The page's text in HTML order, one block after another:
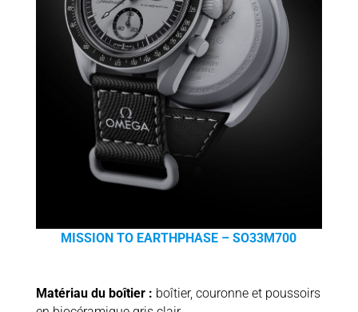
MISSION TO EARTHPHASE – SO33M700
Matériau du boîtier : boîtier, couronne et poussoirs